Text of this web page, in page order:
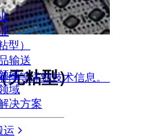
件等详细技术信息。
输送
域
域
决方案
运
型）
无粘型）